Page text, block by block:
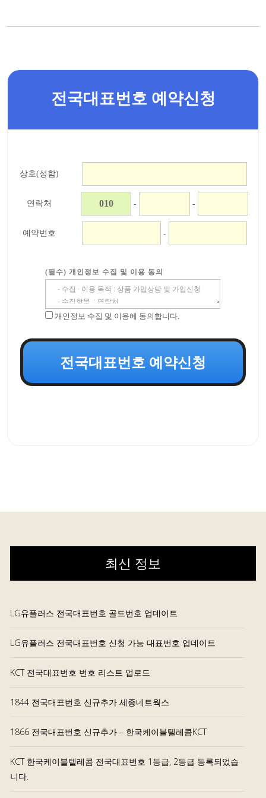
전국대표번호 예약신청
상호(성함)
연락처 - -
예약번호 -
(필수) 개인정보 수집 및 이용 동의
개인정보 수집 및 이용에 동의합니다.
전국대표번호 예약신청
최신 정보
LG유플러스 전국대표번호 골드번호 업데이트
LG유플러스 전국대표번호 신청 가능 대표번호 업데이트
KCT 전국대표번호 번호 리스트 업로드
1844 전국대표번호 신규추가 세종네트웍스
1866 전국대표번호 신규추가 – 한국케이블텔레콤KCT
KCT 한국케이블텔레콤 전국대표번호 1등급, 2등급 등록되었습
니다.